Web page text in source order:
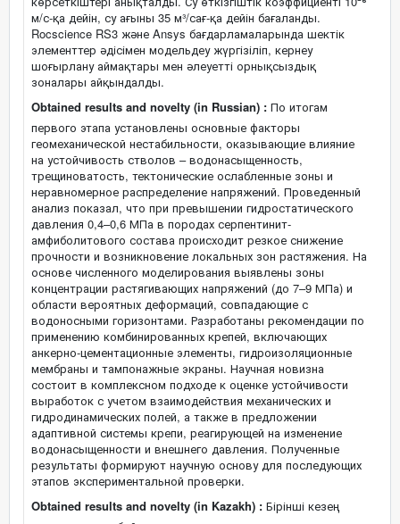
м/с-қа дейін, су ағыны 35 м³/сағ-қа дейін бағаланды.
Rocscience RS3 және Ansys бағдарламаларында шектік
элементтер әдісімен модельдеу жүргізіліп, кернеу
шоғырлану аймақтары мен әлеуетті орнықсыздық
зоналары айқындалды.
Obtained results and novelty (in Russian) : По итогам
первого этапа установлены основные факторы
геомеханической нестабильности, оказывающие влияние
на устойчивость стволов – водонасыщенность,
трещиноватость, тектонические ослабленные зоны и
неравномерное распределение напряжений. Проведенный
анализ показал, что при превышении гидростатического
давления 0,4–0,6 МПа в породах серпентинит-
амфиболитового состава происходит резкое снижение
прочности и возникновение локальных зон растяжения. На
основе численного моделирования выявлены зоны
концентрации растягивающих напряжений (до 7–9 МПа) и
области вероятных деформаций, совпадающие с
водоносными горизонтами. Разработаны рекомендации по
применению комбинированных крепей, включающих
анкерно-цементационные элементы, гидроизоляционные
мембраны и тампонажные экраны. Научная новизна
состоит в комплексном подходе к оценке устойчивости
выработок с учетом взаимодействия механических и
гидродинамических полей, а также в предложении
адаптивной системы крепи, реагирующей на изменение
водонасыщенности и внешнего давления. Полученные
результаты формируют научную основу для последующих
этапов экспериментальной проверки.
Obtained results and novelty (in Kazakh) : Бірінші кезең